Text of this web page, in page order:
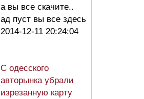
а вы все скачите..
ад пуст вы все здесь
2014-12-11 20:24:04
С одесского
авторынка убрали
изрезанную карту